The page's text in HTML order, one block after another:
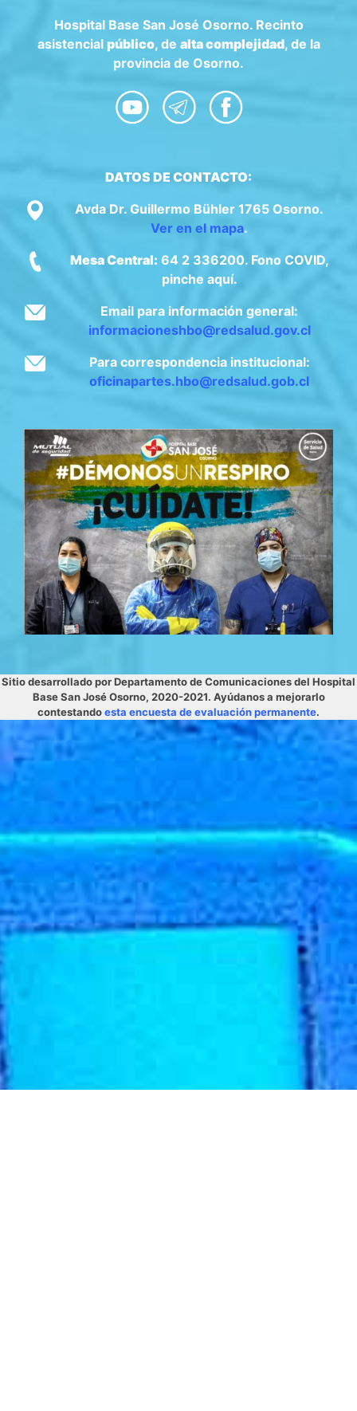
Hospital Base San José Osorno. Recinto
asistencial público, de alta complejidad, de la
provincia de Osorno.
DATOS DE CONTACTO:
Avda Dr. Guillermo Bühler 1765 Osorno.
Ver en el mapa.
Mesa Central: 64 2 336200. Fono COVID,
pinche aquí.
Email para información general:
informacioneshbo@redsalud.gov.cl
Para correspondencia institucional:
oficinapartes.hbo@redsalud.gob.cl
Sitio desarrollado por Departamento de Comunicaciones del Hospital
Base San José Osorno, 2020-2021. Ayúdanos a mejorarlo
contestandoesta encuesta de evaluación permanente.